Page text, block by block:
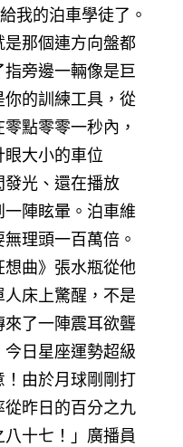
我的泊車學徒了。
那個連方向盤都
旁邊一輛像是巨
的訓練工具，從
點零零一秒內，
大小的車位
光、還在播放
一陣眩暈。泊車維
理頭一百萬倍。
想曲》張水瓶從他
床上驚醒，不是
了一陣震耳欲聾
日星座運勢超級
由於月球剛剛打
昨日的百分之九
十七！」廣播員